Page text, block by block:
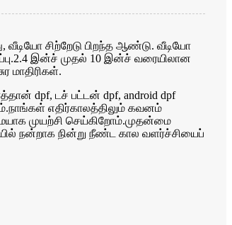
வீடியோ சிற்றேடு பிறந்த ஆண்டு. வீடியோ
இன்ச் முதல் 10 இன்ச் வரையிலான
மாதிரிகள்.
dpf, டச் பட்டன் dpf, android dpf
எதிர்காலத்திலும் கவனம்
முயற்சி செய்கிறோம்.முதன்மை
நன்றாக நின்று நீண்ட கால வளர்ச்சியைப்